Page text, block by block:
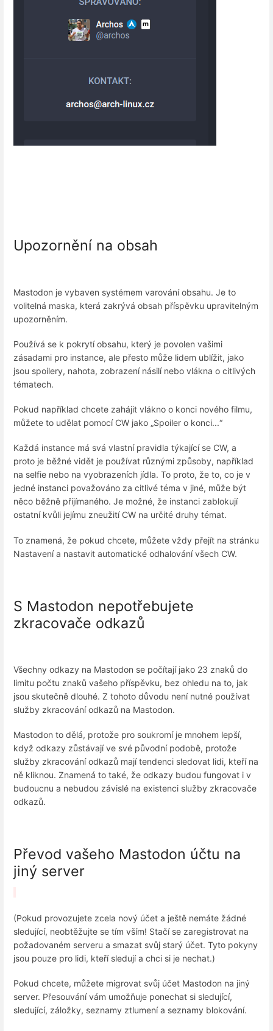
Upozornění na obsah
Mastodon je vybaven systémem varování obsahu. Je to
volitelná maska, která zakrývá obsah příspěvku upravitelným
upozorněním.
Používá se k pokrytí obsahu, který je povolen vašimi
zásadami pro instance, ale přesto může lidem ublížit, jako
jsou spoilery, nahota, zobrazení násilí nebo vlákna o citlivých
tématech.
Pokud například chcete zahájit vlákno o konci nového filmu,
můžete to udělat pomocí CW jako „Spoiler o konci...“
Každá instance má svá vlastní pravidla týkající se CW, a
proto je běžné vidět je používat různými způsoby, například
na selfie nebo na vyobrazeních jídla. To proto, že to, co je v
jedné instanci považováno za citlivé téma v jiné, může být
něco běžně přijímaného. Je možné, že instanci zablokují
ostatní kvůli jejímu zneužití CW na určité druhy témat.
To znamená, že pokud chcete, můžete vždy přejít na stránku
Nastavení a nastavit automatické odhalování všech CW.
S Mastodon nepotřebujete
zkracovače odkazů
Všechny odkazy na Mastodon se počítají jako 23 znaků do
limitu počtu znaků vašeho příspěvku, bez ohledu na to, jak
jsou skutečně dlouhé. Z tohoto důvodu není nutné používat
služby zkracování odkazů na Mastodon.
Mastodon to dělá, protože pro soukromí je mnohem lepší,
když odkazy zůstávají ve své původní podobě, protože
služby zkracování odkazů mají tendenci sledovat lidi, kteří na
ně kliknou. Znamená to také, že odkazy budou fungovat i v
budoucnu a nebudou závislé na existenci služby zkracovače
odkazů.
Převod vašeho Mastodon účtu na
jiný server
(Pokud provozujete zcela nový účet a ještě nemáte žádné
sledující, neobtěžujte se tím vším! Stačí se zaregistrovat na
požadovaném serveru a smazat svůj starý účet. Tyto pokyny
jsou pouze pro lidi, kteří sledují a chci si je nechat.)
Pokud chcete, můžete migrovat svůj účet Mastodon na jiný
server. Přesouvání vám umožňuje ponechat si sledující,
sledující, záložky, seznamy ztlumení a seznamy blokování.